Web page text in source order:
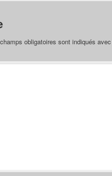
obligatoires sont indiqués avec